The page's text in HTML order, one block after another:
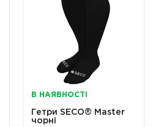
В НАЯВНОСТІ
Гетри SECO® Master
чорні